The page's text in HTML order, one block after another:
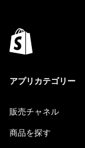
アプリカテゴリー
販売チャネル
商品を探す